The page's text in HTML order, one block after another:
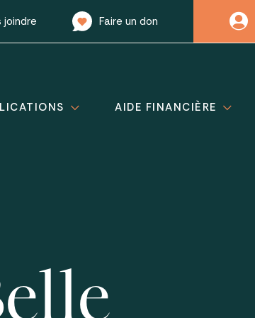
joindre Faire un don
AIDE FINANCIÈRE